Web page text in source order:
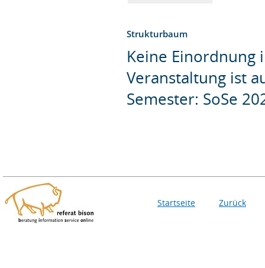
Strukturbaum
Keine Einordnung
Veranstaltung ist
Semester: SoSe
Startseite Zurück